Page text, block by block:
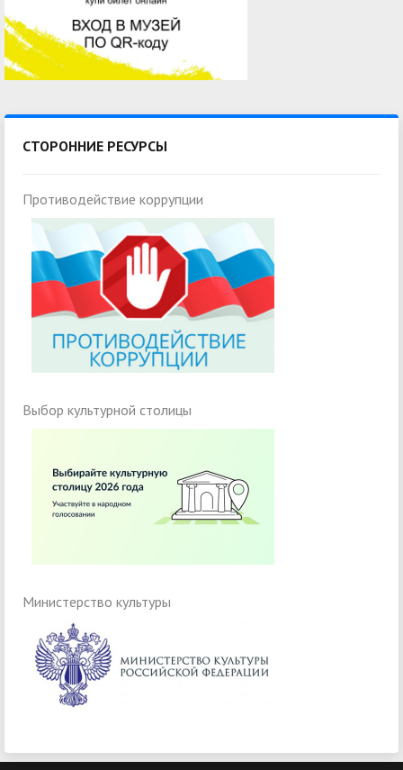
СТОРОННИЕ РЕСУРСЫ
Противодействие коррупции
Выбор культурной столицы
Министерство культуры